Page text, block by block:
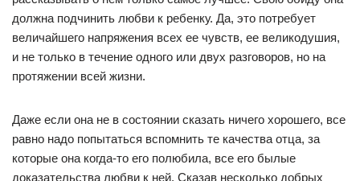
должна подчинить любви к ребенку. Да, это потребует
величайшего напряжения всех ее чувств, ее великодушия,
и не только в течение одного или двух разговоров, но на
протяжении всей жизни.
Даже если она не в состоянии сказать ничего хорошего, все
равно надо попытаться вспомнить те качества отца, за
которые она когда-то его полюбила, все его былые
доказательства любви к ней. Сказав несколько добрых